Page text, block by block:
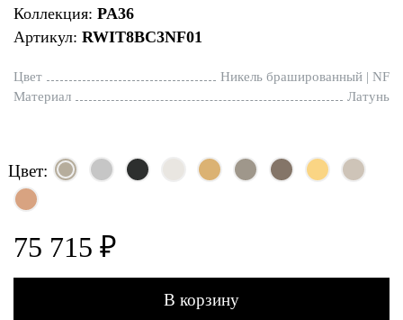
Коллекция: PA36
Артикул: RWIT8BC3NF01
Цвет
Никель брашированный | NF
Материал
Латунь
Цвет:
75 715 ₽
В корзину